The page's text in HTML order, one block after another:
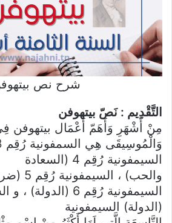
شرح نص
التَّقْدِيم : نَصّ بيتهوفن
مِنْ أَشْهَرِ وَأَهَمّ أَعْمَال بيتهوفن
السيمفونية رُقِم 4 (السعادة
والحب) ،
(الدولة) السيمفونية